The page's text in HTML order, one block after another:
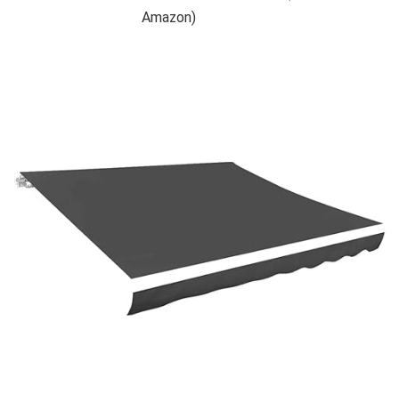
Amazon)